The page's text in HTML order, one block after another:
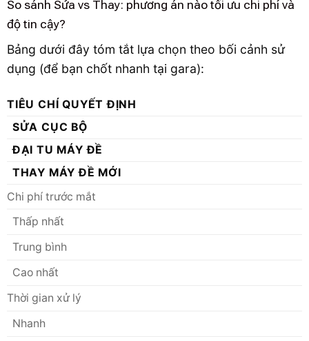
So sánh Sửa vs Thay: phương án nào tối ưu chi phí và
độ tin cậy?
Bảng dưới đây tóm tắt lựa chọn theo bối cảnh sử
dụng (để bạn chốt nhanh tại gara):
TIÊU CHÍ QUYẾT ĐỊNH
SỬA CỤC BỘ
ĐẠI TU MÁY ĐỀ
THAY MÁY ĐỀ MỚI
Chi phí trước mắt
Thấp nhất
Trung bình
Cao nhất
Thời gian xử lý
Nhanh